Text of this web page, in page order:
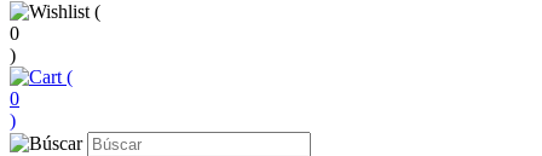
(
0
)
(
0
)